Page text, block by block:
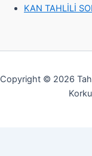
KAN TAHLİLİ
Copyright © 2026